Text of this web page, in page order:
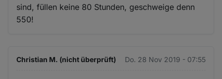
sind, füllen keine 80 Stunden, geschweige denn
550!
Christian M. (nicht überprüft) Do. 28 Nov 2019 - 07:55